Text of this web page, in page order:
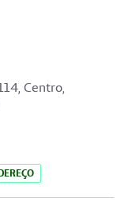
Centro,